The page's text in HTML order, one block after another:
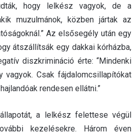
hogy lelkész vagyok, de a
muzulmánok, közben jártak az
Az elsősegély után egy
átszállítsák egy dakkai kórházba,
diszkrimináció érte: “Mindenki
vagyok. Csak fájdalomcsillapítókat
rendesen ellátni.”
a lelkész felettese végül
kezelésekre. Három éven